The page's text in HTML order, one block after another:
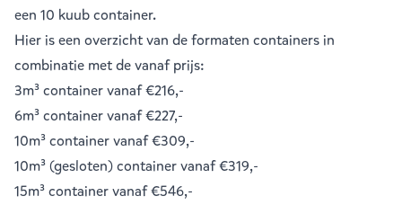
een 10 kuub container.
Hier is een overzicht van de formaten containers in
combinatie met de vanaf prijs:
3m³ containervanaf €216,-
6m³ containervanaf €227,-
10m³ containervanaf €309,-
10m³ (gesloten) containervanaf €319,-
15m³ containervanaf €546,-